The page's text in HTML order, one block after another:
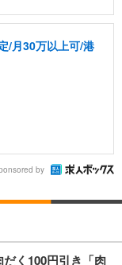
/月30万以上可/港
by
く100円引き「肉